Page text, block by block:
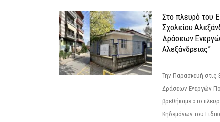
Στο πλευρό του
Σχολείου
Δράσεων
Αλεξάνδρειας”
Την Παρασκευή
Δράσεων Ενεργών
βρεθήκαμε στο
Κηδεμόνων του